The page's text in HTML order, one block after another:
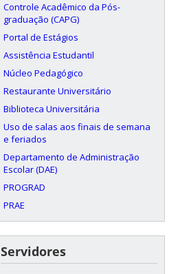
Controle Acadêmico da Pós-
graduação (CAPG)
Portal de Estágios
Assistência Estudantil
Núcleo Pedagógico
Restaurante Universitário
Biblioteca Universitária
Uso de salas aos finais de semana
e feriados
Departamento de Administração
Escolar (DAE)
PROGRAD
PRAE
Servidores